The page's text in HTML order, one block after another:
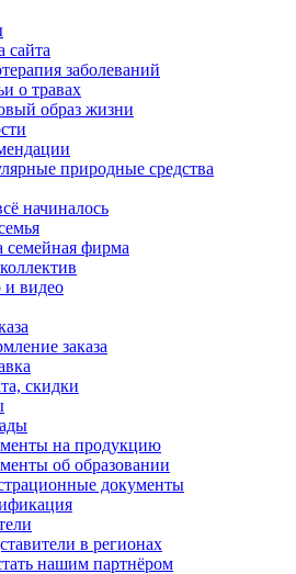
сайта
заболеваний
о травах
образ жизни
природные средства
начиналось
фирма
видео
заказа
скидки
на продукцию
об образовании
документы
в регионах
нашим партнёром